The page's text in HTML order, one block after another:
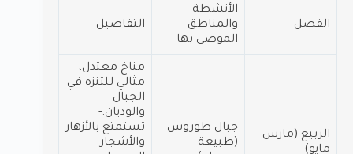
الفصل
الأنشطة
والمناطق
الموصى بها
التفاصيل
الربيع (مارس –
مايو)
جبال طوروس
(طبيعة
مناخ معتدل،
مثالي للتنزه في
الجبال
والوديان.-
تستمتع بالأزهار
والأشجار